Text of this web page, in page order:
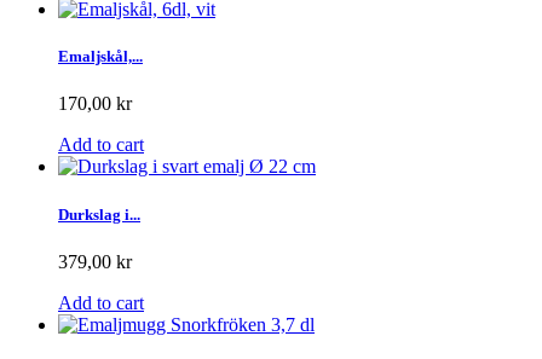
Emaljskål,...
170,00 kr
Add to cart
Durkslag i...
379,00 kr
Add to cart